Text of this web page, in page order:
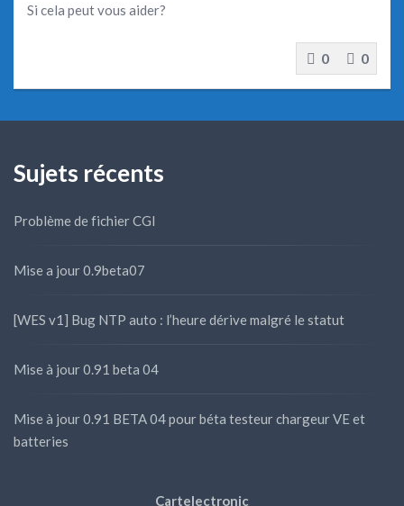
Si cela peut vous aider?
0 0
Sujets récents
Problème de fichier CGI
Mise a jour 0.9beta07
[WES v1] Bug NTP auto : l’heure dérive malgré le statut
Mise à jour 0.91 beta 04
Mise à jour 0.91 BETA 04 pour béta testeur chargeur VE et
batteries
Cartelectronic